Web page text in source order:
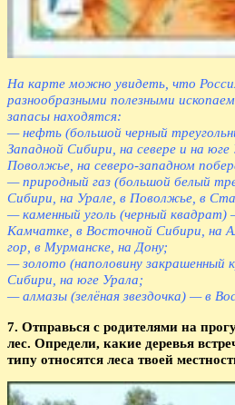
На карте можно увидеть, что
разнообразными полезными
запасы находятся:
— нефть (большой черный
Западной Сибири, на севере и на юге
Поволжье, на северо-западном
— природный газ (большой белый
Сибири, на Урале, в Поволжье, в
— каменный уголь (черный квадрат)
Камчатке, в Восточной Сибири, на
гор, в Мурманске, на Дону;
— золото (наполовину закрашенный
Сибири, на юге Урала;
— алмазы (зелёная звездочка) — в
7. Отправься с родителями на
лес. Определи, какие деревья
типу относятся леса твоей